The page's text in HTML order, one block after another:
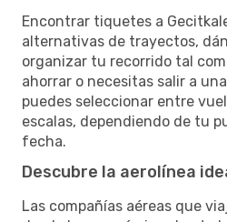
Encontrar tiquetes a
alternativas de trayectos,
organizar tu recorrido tal
ahorrar o necesitas salir a
puedes seleccionar entre
escalas, dependiendo de tu
fecha.
Descubre la aerolínea
Las compañías aéreas que